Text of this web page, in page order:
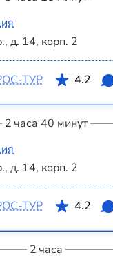
д. 14, корп. 2
ТУР 4.2
2 часа 40 минут
д. 14, корп. 2
ТУР 4.2
2 часа